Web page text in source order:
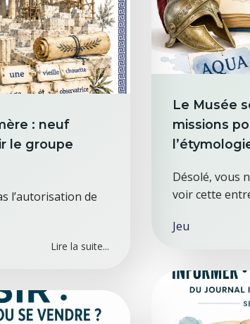
Le Musée
missions
Désolé, vous
voir cette
Jeu
: neuf
le groupe
l’autorisation de
Lire la suite...